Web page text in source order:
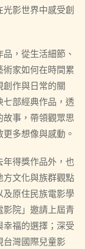
影世界中感受創
，從生活細節、
家如何在時間累
作與日常的關
七部經典作品，透
事，帶領觀眾思
多想像與感動。
年得獎作品外，也
方文化與族群觀點
及原住民族電影學
院」邀請上屆青
福的選擇；深受
灣國際兒童影